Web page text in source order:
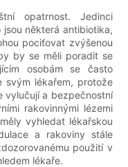
opatrnost. Jedinci
některá antibiotika,
pociťovat zvýšenou
by se měli poradit se
osobám se často
svým lékařem, protože
vylučují a bezpečnostní
rakovinnými lézemi
vyhledat lékařskou
a rakoviny stále
použití v
lékaře.